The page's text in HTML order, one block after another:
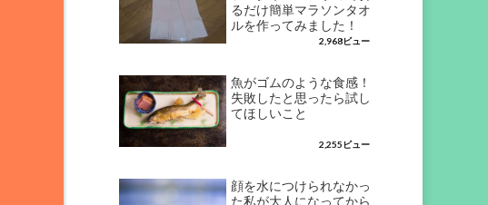
るだけ簡単マラソンタオ
ルを作ってみました！
2,968ビュー
魚がゴムのような食感！
失敗したと思ったら試し
てほしいこと
2,255ビュー
顔を水につけられなかっ
た私が大人になってから